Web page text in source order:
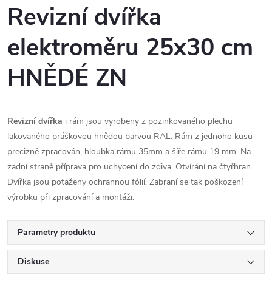
Revizní dvířka
elektroměru 25x30 cm
HNĚDÉ ZN
Revizní dvířka i rám jsou vyrobeny z pozinkovaného plechu
lakovaného práškovou hnědou barvou RAL. Rám z jednoho kusu
precizně zpracován, hloubka rámu 35mm a šíře rámu 19 mm. Na
zadní straně příprava pro uchycení do zdiva. Otvírání na čtyřhran.
Dvířka jsou potaženy ochrannou fólií. Zabraní se tak poškození
výrobku při zpracování a montáži.
Parametry produktu
Diskuse